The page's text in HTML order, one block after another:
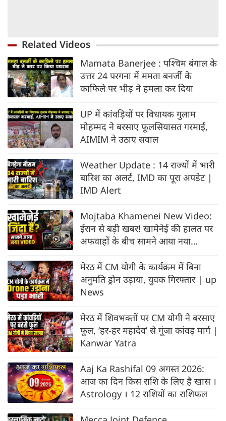
Related Videos
Mamata Banerjee : पश्चिम बंगाल के
उत्तर 24 परगना में ममता बनर्जी के
काफिले पर भीड़ ने हमला कर दिया
UP में कांवड़ियों पर विधायक गुलाम
मोहम्मद ने बरसाए फूलसियासत गरमाई,
AIMIM ने उठाए सवाल
Weather Update : 14 राज्यों में भारी
बारिश का अलर्ट, IMD का पूरा अपडेट |
IMD Alert
Mojtaba Khamenei New Video:
ईरान से बड़ी खबर! खामेनेई की हालत पर
अफवाहों के बीच सामने आया नया
मेरठ में CM योगी के कार्यक्रम में बिना
अनुमति ड्रोन उड़ाया, युवक गिरफ्तार | up
News
मेरठ में शिवभक्तों पर CM योगी ने बरसाए
फूल, ‘हर-हर महादेव’ से गूंजा कांवड़ मार्ग |
Kanwar Yatra
Aaj Ka Rashifal 09 अगस्त 2026:
आज का दिन किस राशि के लिए है खास ।
Astrology । 12 राशियों का राशिफल